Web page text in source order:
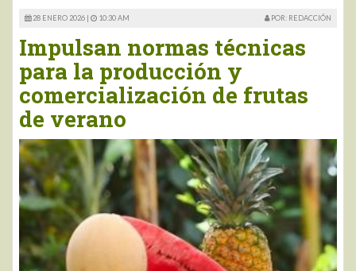
28 ENERO 2026 | 10:30 AM POR: REDACCIÓN
Impulsan normas técnicas
para la producción y
comercialización de frutas
de verano